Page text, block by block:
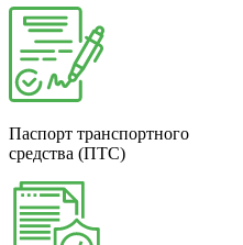
Паспорт транспортного
средства (ПТС)